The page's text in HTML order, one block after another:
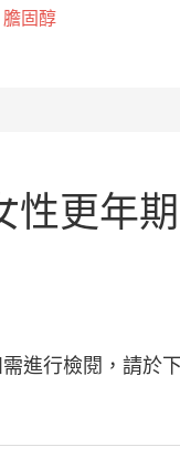
膽固醇
性更年
進行檢閱，請於